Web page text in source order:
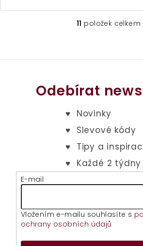
O
a
c
p
r
v
k
y
v
ý
i
s
u
11 položek celkem
Odebírat
E-mail
Vložením e-mailu souhlasíte s
ochrany osobních údajů